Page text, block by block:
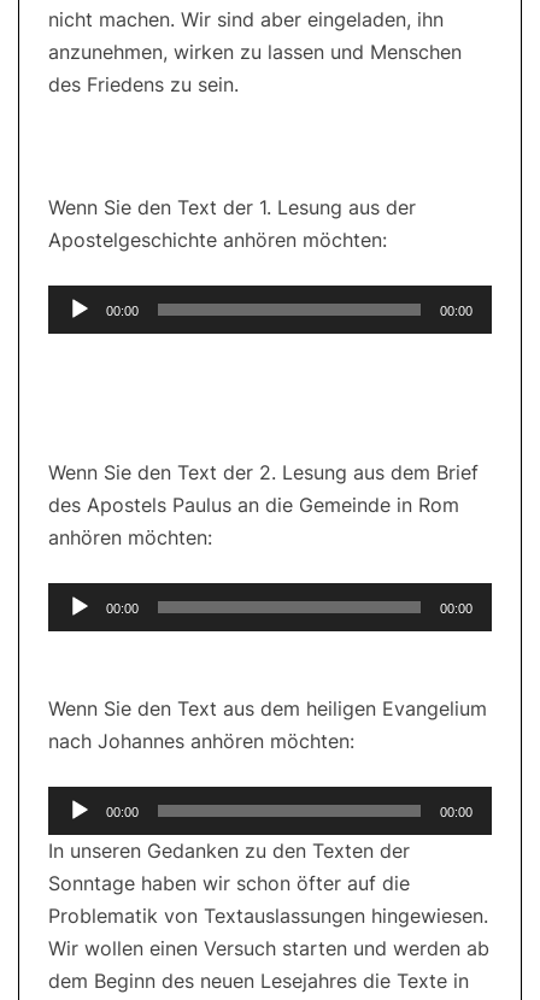
nicht machen. Wir sind aber eingeladen, ihn
anzunehmen, wirken zu lassen und Menschen
des Friedens zu sein.
Wenn Sie den Text der 1. Lesung aus der
Apostelgeschichte anhören möchten:
Audio-
Player
00:00 00:00
Wenn Sie den Text der 2. Lesung aus dem Brief
des Apostels Paulus an die Gemeinde in Rom
anhören möchten:
Audio-
Player
00:00 00:00
Wenn Sie den Text aus dem heiligen Evangelium
nach Johannes anhören möchten:
Audio-
Player
00:00 00:00
In unseren Gedanken zu den Texten der
Sonntage haben wir schon öfter auf die
Problematik von Textauslassungen hingewiesen.
Wir wollen einen Versuch starten und werden ab
dem Beginn des neuen Lesejahres die Texte in